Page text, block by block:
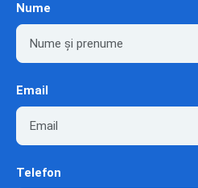
Nume
Email
Telefon